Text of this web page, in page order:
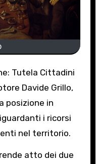
Davide Grillo,
posizione in
i ricorsi
nel territorio.
atto dei due